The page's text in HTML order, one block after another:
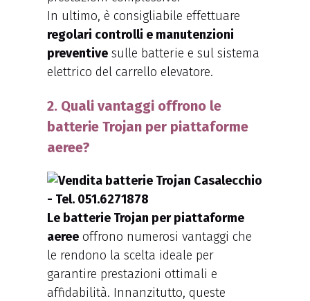
In ultimo, è consigliabile effettuare
regolari controlli e manutenzioni
preventive sulle batterie e sul sistema
elettrico del carrello elevatore.
2. Quali vantaggi offrono le
batterie Trojan per piattaforme
aeree?
Le batterie Trojan per piattaforme
aeree offrono numerosi vantaggi che
le rendono la scelta ideale per
garantire prestazioni ottimali e
affidabilità. Innanzitutto, queste